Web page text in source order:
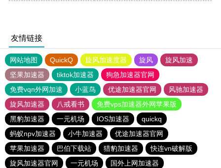
友情链接
网站地图 QuickQ 旋风加速度器 旋风
旋风加速
坚果加速器
tiktok加速器
狗急加速器官网
免费vqn外网加速
小蓝鸟 优途加速器官网
风驰加速器
旋风加速器
八戒看书
免费vps加速器外网苹果版
黑豹加速器
一元机场 IOS加速器
quickq
蚂蚁npv加速器
小牛加速器
优途加速器官网
苹果加速器
巴伯下载站 猎豹加速器
快连vn破解版
旋风加速器官网
一元机场
国外上网加速器